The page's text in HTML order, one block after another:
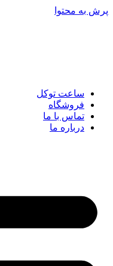
پرش به محتوا
ساعت توکل
فروشگاه
تماس با ما
درباره ما